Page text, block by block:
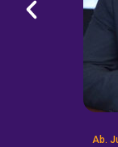
Ab.